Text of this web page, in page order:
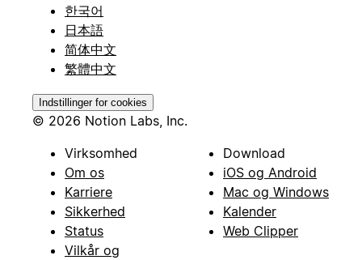
한국어
日本語
简体中文
繁體中文
Indstillinger for cookies
© 2026 Notion Labs, Inc.
Virksomhed
Om os
Karriere
Sikkerhed
Status
Vilkår og
Download
iOS og Android
Mac og Windows
Kalender
Web Clipper